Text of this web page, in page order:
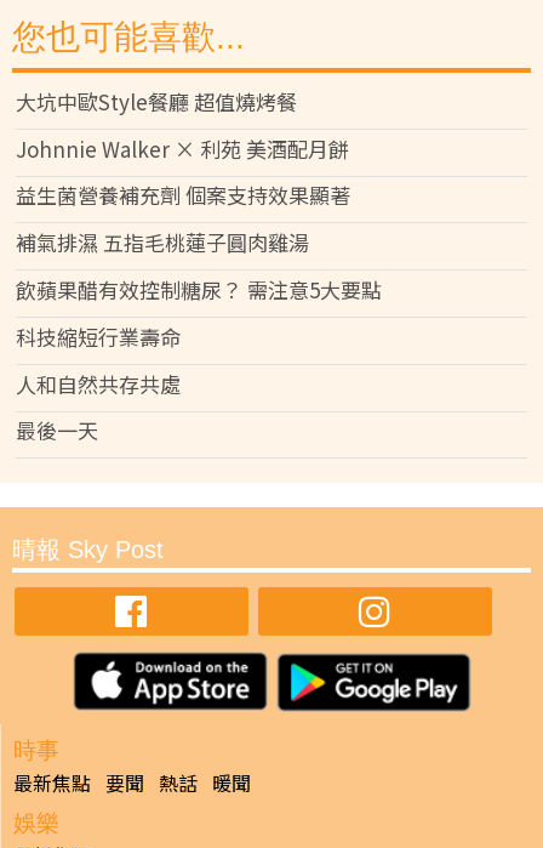
您也可能喜歡...
大坑中歐Style餐廳 超值燒烤餐
Johnnie Walker × 利苑 美酒配月餅
益生菌營養補充劑 個案支持效果顯著
補氣排濕 五指毛桃蓮子圓肉雞湯
飲蘋果醋有效控制糖尿？ 需注意5大要點
科技縮短行業壽命
人和自然共存共處
最後一天
晴報 Sky Post
時事
最新焦點 要聞 熱話 暖聞
娛樂